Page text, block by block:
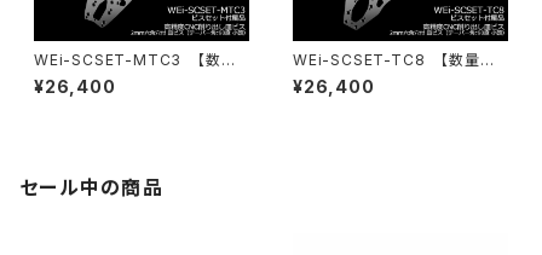
WEi-SCSET-MTC3 【数量
限定】スプリングスチールシャー
シ＆ビスセット MTC3用
¥26,400
WEi-SCSET-TC8 【数量限
定】スプリングスチールシャーシ
＆ビスセット TC8用
¥26,400
セール中の商品